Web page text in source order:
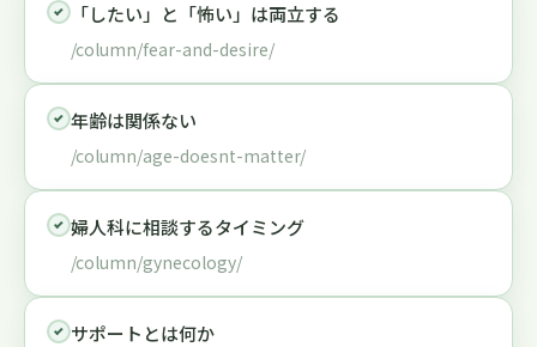
「したい」と「怖い」は両立する
/column/fear-and-desire/
年齢は関係ない
/column/age-doesnt-matter/
婦人科に相談するタイミング
/column/gynecology/
サポートとは何か